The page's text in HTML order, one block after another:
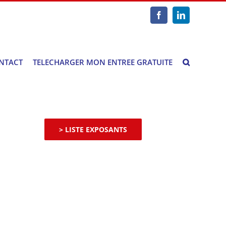
FacebookLinkedIn
TELECHARGER MON ENTREE GRATUITE
> LISTE EXPOSANTS